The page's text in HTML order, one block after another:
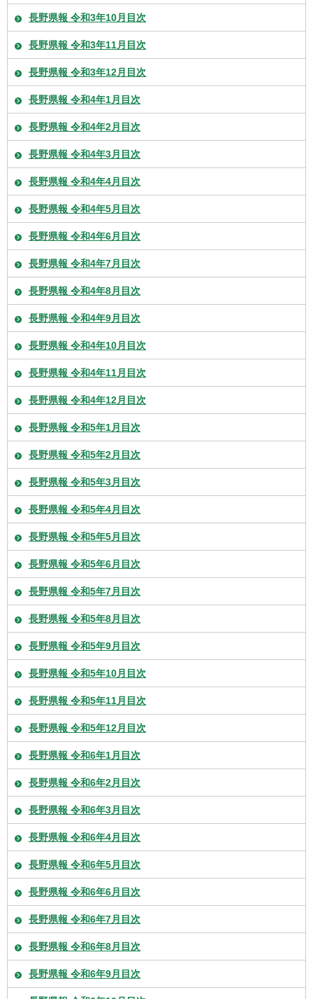
長野県報 令和3年10月目次
長野県報 令和3年11月目次
長野県報 令和3年12月目次
長野県報 令和4年1月目次
長野県報 令和4年2月目次
長野県報 令和4年3月目次
長野県報 令和4年4月目次
長野県報 令和4年5月目次
長野県報 令和4年6月目次
長野県報 令和4年7月目次
長野県報 令和4年8月目次
長野県報 令和4年9月目次
長野県報 令和4年10月目次
長野県報 令和4年11月目次
長野県報 令和4年12月目次
長野県報 令和5年1月目次
長野県報 令和5年2月目次
長野県報 令和5年3月目次
長野県報 令和5年4月目次
長野県報 令和5年5月目次
長野県報 令和5年6月目次
長野県報 令和5年7月目次
長野県報 令和5年8月目次
長野県報 令和5年9月目次
長野県報 令和5年10月目次
長野県報 令和5年11月目次
長野県報 令和5年12月目次
長野県報 令和6年1月目次
長野県報 令和6年2月目次
長野県報 令和6年3月目次
長野県報 令和6年4月目次
長野県報 令和6年5月目次
長野県報 令和6年6月目次
長野県報 令和6年7月目次
長野県報 令和6年8月目次
長野県報 令和6年9月目次